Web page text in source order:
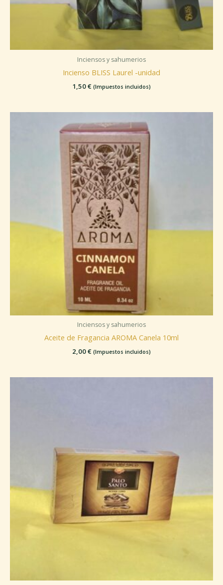
Inciensos y sahumerios
Incienso BLISS Laurel -unidad
1,50€ (Impuestos incluidos)
Inciensos y sahumerios
Aceite de Fragancia AROMA Canela 10ml
2,00€ (Impuestos incluidos)